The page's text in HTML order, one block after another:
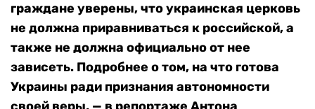
граждане уверены, что украинская церковь
не должна приравниваться к российской, а
также не должна официально от нее
зависеть. Подробнее о том, на что готова
Украины ради признания автономности